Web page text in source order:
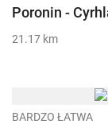
Poronin -
21.17 km
BARDZO ŁATWA